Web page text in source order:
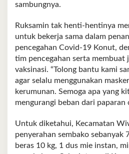
sambungnya.
Ruksamin tak henti-hentinya
untuk bekerja sama dalam
pencegahan Covid-19 Konut,
tim pencegahan serta membuat
vaksinasi. “Tolong bantu kami
agar selalu menggunakan
kerumunan. Semoga apa yang
mengurangi beban dari paparan
Untuk diketahui, Kecamatan
penyerahan sembako sebanyak
beras 10 kg, 1 dus mie instan,